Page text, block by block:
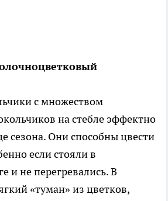
с множеством
на стебле эффектно
сезона. Они способны цвести
если стояли в
и не перегревались. В
«туман» из цветков,